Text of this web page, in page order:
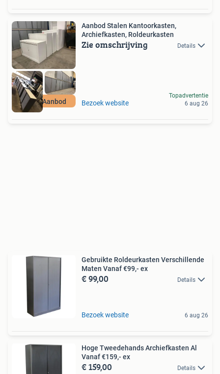
Divers Aanbod
Aanbod Stalen Kantoorkasten,
Archiefkasten, Roldeurkasten
Zie omschrijving Details
Bezoek website
Topadvertentie
6 aug 26
Gebruikte Roldeurkasten Verschillende
Maten Vanaf €99,- ex
€ 99,00 Details
Bezoek website 6 aug 26
Hoge Tweedehands Archiefkasten Al
Vanaf €159,- ex
€ 159,00 Details